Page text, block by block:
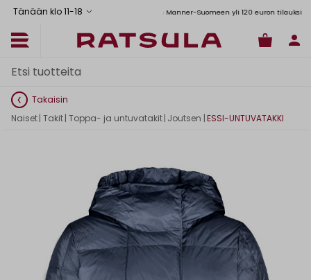
Tänään klo 11-18
Toimituskulut alk. 6,90€
Ilmainen toimitus Manner-Suomeen yli 120 euron tilauksiin
Takaisin
Naiset| Takit| Toppa- ja untuvatakit | Joutsen |ESSI-UNTUVATAKKI